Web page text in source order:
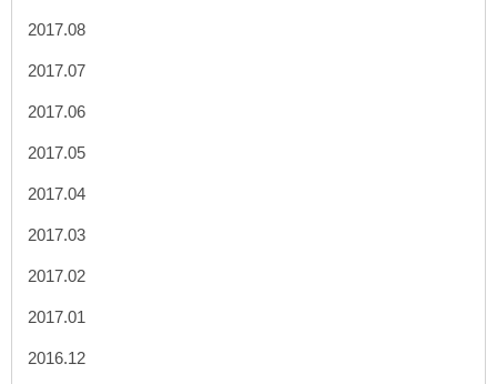
2017.08
2017.07
2017.06
2017.05
2017.04
2017.03
2017.02
2017.01
2016.12